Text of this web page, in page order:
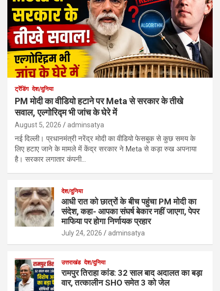
ट्रेंडिंग देश/दुनिया
PM मोदी का वीडियो हटाने पर Meta से सरकार के तीखे
सवाल, एल्गोरिद्म भी जांच के घेरे में
August 5, 2026 adminsatya
नई दिल्ली। प्रधानमंत्री नरेंद्र मोदी का वीडियो फेसबुक से कुछ समय के
लिए हटाए जाने के मामले में केंद्र सरकार ने Meta से कड़ा रुख अपनाया
है। सरकार लगातार कंपनी…
देश/दुनिया
आधी रात को छात्रों के बीच पहुंचा PM मोदी का
संदेश, कहा- आपका संघर्ष बेकार नहीं जाएगा, पेपर
माफिया पर होगा निर्णायक प्रहार
July 24, 2026 adminsatya
उत्तराखंड देश/दुनिया
रामपुर तिराहा कांड: 32 साल बाद अदालत का बड़ा
वार, तत्कालीन SHO समेत 3 को जेल